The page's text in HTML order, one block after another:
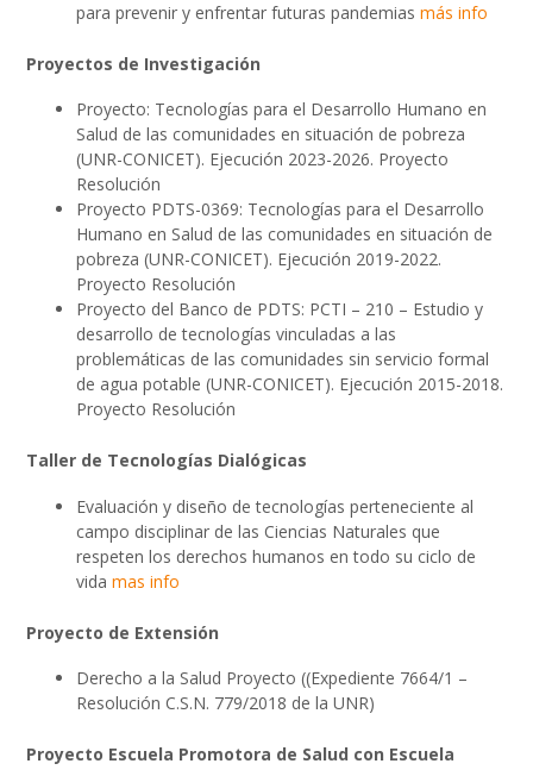
para prevenir y enfrentar futuras pandemias más info
Proyectos de Investigación
Proyecto: Tecnologías para el Desarrollo Humano en
Salud de las comunidades en situación de pobreza
(UNR-CONICET). Ejecución 2023-2026. Proyecto
Resolución
Proyecto PDTS-0369: Tecnologías para el Desarrollo
Humano en Salud de las comunidades en situación de
pobreza (UNR-CONICET). Ejecución 2019-2022.
Proyecto Resolución
Proyecto del Banco de PDTS: PCTI – 210 – Estudio y
desarrollo de tecnologías vinculadas a las
problemáticas de las comunidades sin servicio formal
de agua potable (UNR-CONICET). Ejecución 2015-2018.
Proyecto Resolución
Taller de Tecnologías Dialógicas
Evaluación y diseño de tecnologías perteneciente al
campo disciplinar de las Ciencias Naturales que
respeten los derechos humanos en todo su ciclo de
vida mas info
Proyecto de Extensión
Derecho a la Salud Proyecto ((Expediente 7664/1 –
Resolución C.S.N. 779/2018 de la UNR)
Proyecto Escuela Promotora de Salud con Escuela